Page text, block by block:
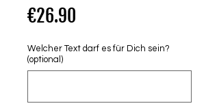
€26.90
Welcher Text darf es für Dich sein?
(optional)